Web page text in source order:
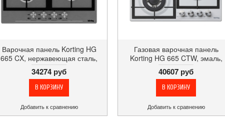
Варочная панель Korting HG
665 CX, нержавеющая сталь,
серебристая, газ-контроль
34274 руб
Добавить к сравнению
Газовая варочная панель
Korting HG 665 CTW, эмаль,
поворотные переключатели
40607 руб
Добавить к сравнению